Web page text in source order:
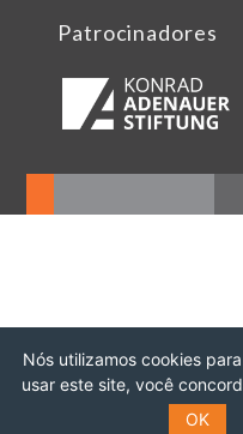
Patrocinadores
Nós utilizamos cookies
usar este site, você
OK